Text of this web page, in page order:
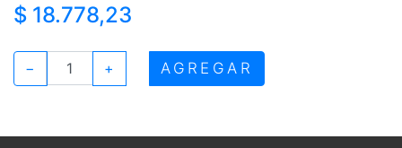
$ 18.778,23
− + AGREGAR